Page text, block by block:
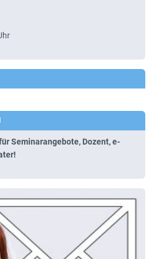
Seminarangebote, Dozent, e-